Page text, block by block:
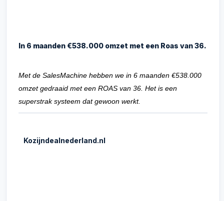
In 6 maanden €538.000 omzet met een Roas van 36.
Met de SalesMachine hebben we in 6 maanden €538.000
omzet gedraaid met een ROAS van 36. Het is een
superstrak systeem dat gewoon werkt.
Kozijndealnederland.nl